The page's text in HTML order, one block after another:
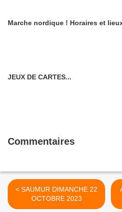
JEUX DE CARTES...
Commentaires
< SAUMUR DIMANCHE 22
OCTOBRE 2023